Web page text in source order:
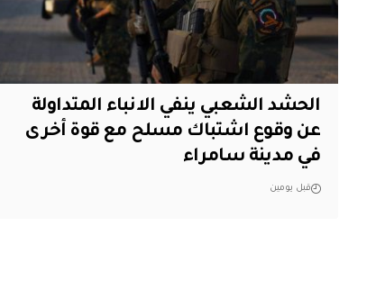
الحشد الشعبي ينفي الانباء المتداولة
عن وقوع اشتباك مسلح مع قوة أخرى
في مدينة سامراء
قبل يومين